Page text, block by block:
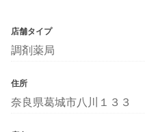
店舗タイプ
調剤薬局
住所
奈良県葛城市八川１３３